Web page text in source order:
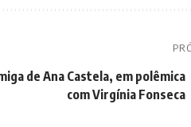
de Ana Castela, em polêmica
com Virgínia Fonseca